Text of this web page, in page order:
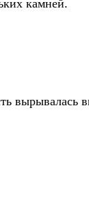
камней.
вырывалась